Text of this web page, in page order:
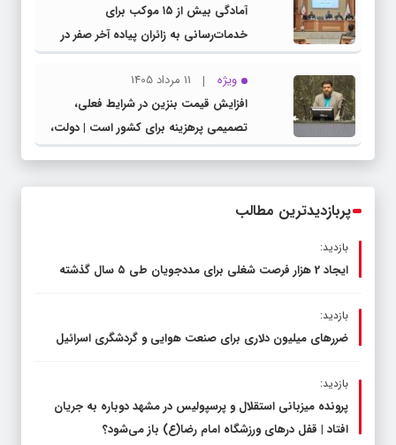
آمادگی بیش از ۱۵ موکب برای
خدمات‌رسانی به زائران پیاده آخر صفر در
شهرستان چناران
ویژه
11 مرداد 1405
افزایش قیمت بنزین در شرایط فعلی،
تصمیمی پرهزینه برای کشور است | دولت،
قاچاق سوخت و عوامل اصلی ناترازی را
پربازدیدترین مطالب
بازدید:
ایجاد 2 هزار فرصت شغلی برای مددجویان طی ۵ سال گذشته
بازدید:
ضررهای میلیون دلاری برای صنعت هوایی و گردشگری اسرائیل
بازدید:
پرونده میزبانی استقلال و پرسپولیس در مشهد دوباره به جریان
افتاد | قفل در‌های ورزشگاه امام رضا(ع) باز می‌شود؟